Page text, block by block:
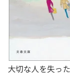
大切な人を失っ